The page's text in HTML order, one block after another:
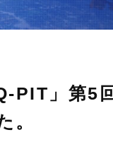
PIT」第5
。